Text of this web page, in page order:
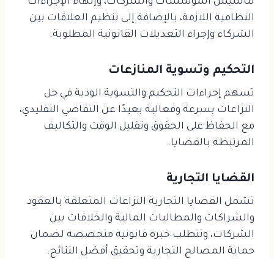
النظامية اللازمة، بالإضافة إلى تنظيم العلاقات بين
الشركاء وإجراء التعديلات القانونية المطلوبة.
التحكيم وتسوية المنازعات
تسهم إجراءات التحكيم والتسوية الودية في حل
النزاعات بسرعة وفعالية بعيدًا عن التقاضي التقليدي،
مع الحفاظ على الحقوق وتقليل الوقت والتكاليف
المرتبطة بالقضايا.
القضايا التجارية
تشمل القضايا التجارية النزاعات المتعلقة بالعقود
والشراكات والمطالبات المالية والخلافات بين
الشركات، وتتطلب خبرة قانونية متخصصة لضمان
حماية المصالح التجارية وتحقيق أفضل النتائج.